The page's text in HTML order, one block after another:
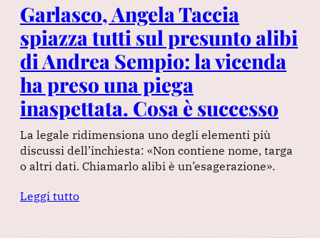
Garlasco, Angela Taccia
spiazza tutti sul presunto alibi
di Andrea Sempio: la vicenda
ha preso una piega
inaspettata. Cosa è successo
La legale ridimensiona uno degli elementi più
discussi dell’inchiesta: «Non contiene nome, targa
o altri dati. Chiamarlo alibi è un’esagerazione».
Leggi tutto